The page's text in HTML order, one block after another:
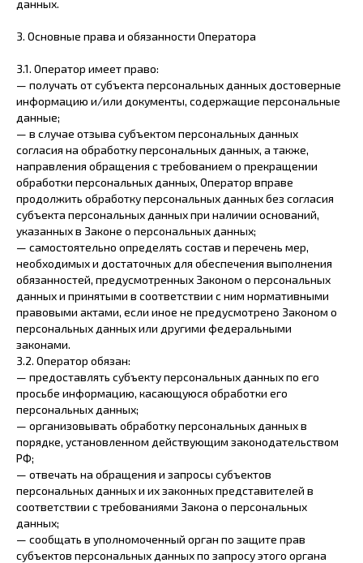
данных.
3. Основные права и обязанности Оператора
3.1. Оператор имеет право:
— получать от субъекта персональных данных достоверные
информацию и/или документы, содержащие персональные
данные;
— в случае отзыва субъектом персональных данных
согласия на обработку персональных данных, а также,
направления обращения с требованием о прекращении
обработки персональных данных, Оператор вправе
продолжить обработку персональных данных без согласия
субъекта персональных данных при наличии оснований,
указанных в Законе о персональных данных;
— самостоятельно определять состав и перечень мер,
необходимых и достаточных для обеспечения выполнения
обязанностей, предусмотренных Законом о персональных
данных и принятыми в соответствии с ним нормативными
правовыми актами, если иное не предусмотрено Законом о
персональных данных или другими федеральными
законами.
3.2. Оператор обязан:
— предоставлять субъекту персональных данных по его
просьбе информацию, касающуюся обработки его
персональных данных;
— организовывать обработку персональных данных в
порядке, установленном действующим законодательством
РФ;
— отвечать на обращения и запросы субъектов
персональных данных и их законных представителей в
соответствии с требованиями Закона о персональных
данных;
— сообщать в уполномоченный орган по защите прав
субъектов персональных данных по запросу этого органа